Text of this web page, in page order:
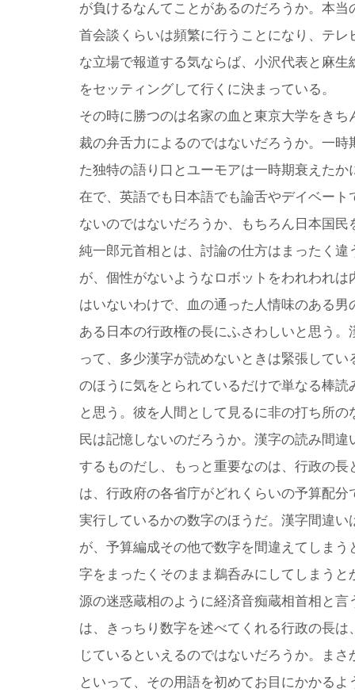
が負けるなんてことがあるのだろうか。本当
首会談くらいは頻繁に行うことになり、テレ
な立場で報道する気ならば、小沢代表と麻生
をセッティングして行くに決まっている。
その時に勝つのは名家の血と東京大学をきち
裁の弁舌力によるのではないだろうか。一時
た独特の語り口とユーモアは一時期衰えたか
在で、英語でも日本語でも論舌やデイベート
ないのではないだろうか、もちろん日本国民
純一郎元首相とは、討論の仕方はまったく違
が、個性がないようなロボットをわれわれは
はいないわけで、血の通った人情味のある男
ある日本の行政権の長にふさわしいと思う。
って、多少漢字が読めないときは緊張してい
のほうに気をとられているだけで単なる棒読
と思う。彼を人間として見るに非の打ち所
民は記憶しないのだろうか。漢字の読み間違
するものだし、もっと重要なのは、行政の長
は、行政府の各省庁がどれくらいの予算配分
実行しているかの数字のほうだ。漢字間違い
が、予算編成その他で数字を間違えてしまう
字をまったくそのまま鵜呑みにしてしまうと
源の迷惑蔵相のように経済音痴蔵相首相と言
は、きっちり数字を述べてくれる行政の長は
じているといえるのではないだろうか。ま
といって、その用語を初めてお目にかかる